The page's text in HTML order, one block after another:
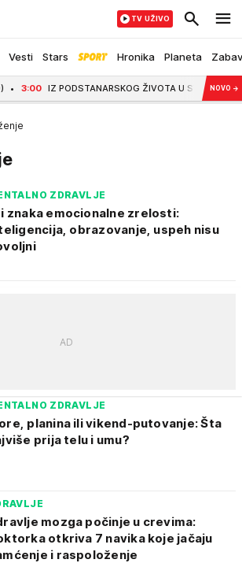
Vesti Stars Hronika Planeta
TV UŽIVO
IZ PODSTANARSKOG ŽIVOTA U SVOJ DOM! NOVO →
ZDRAVLJE
znaka emocionalne zrelosti:
obrazovanje, uspeh nisu
ZDRAVLJE
planina ili vikend-putovanje: Šta
prija telu i umu?
mozga počinje u crevima:
otkriva 7 navika koje jačaju
i raspoloženje